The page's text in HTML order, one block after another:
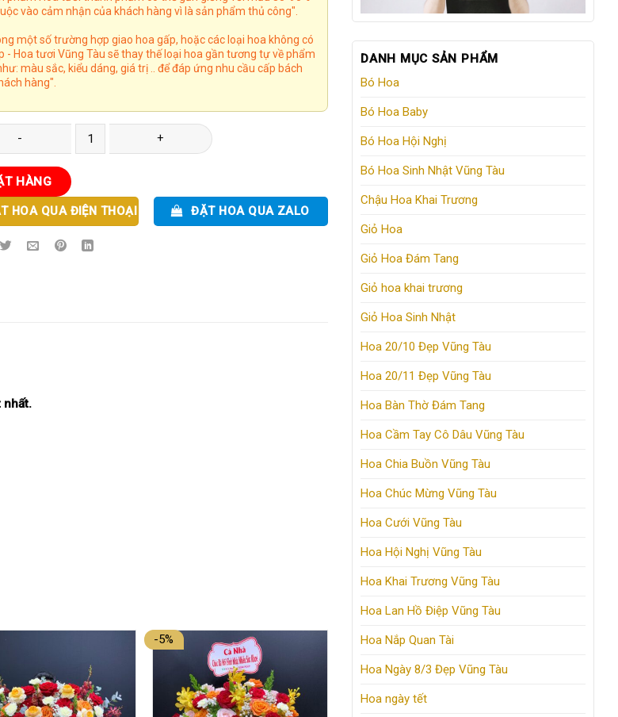
DANH MỤC SẢN PHẨM
Bó Hoa
Bó Hoa Baby
Bó Hoa Hội Nghị
Bó Hoa Sinh Nhật Vũng Tàu
Chậu Hoa Khai Trương
Giỏ Hoa
Giỏ Hoa Đám Tang
Giỏ hoa khai trương
Giỏ Hoa Sinh Nhật
Hoa 20/10 Đẹp Vũng Tàu
Hoa 20/11 Đẹp Vũng Tàu
Hoa Bàn Thờ Đám Tang
Hoa Cầm Tay Cô Dâu Vũng Tàu
Hoa Chia Buồn Vũng Tàu
Hoa Chúc Mừng Vũng Tàu
Hoa Cưới Vũng Tàu
Hoa Hội Nghị Vũng Tàu
Hoa Khai Trương Vũng Tàu
Hoa Lan Hồ Điệp Vũng Tàu
Hoa Nắp Quan Tài
Hoa Ngày 8/3 Đẹp Vũng Tàu
Hoa ngày tết
vào cảm nhận của khách hàng vì là sản phẩm thủ công".
một số trường hợp giao hoa gấp, hoặc các loại hoa không có
- Hoa tươi Vũng Tàu sẽ thay thế loại hoa gần tương tự về phẩm
màu sắc, kiểu dáng, giá trị .. để đáp ứng nhu cầu cấp bách
hàng".
68 số lượng
HÀNG
HOA QUA ĐIỆN THOẠI ĐẶT HOA QUA ZALO
nhất.
-5%